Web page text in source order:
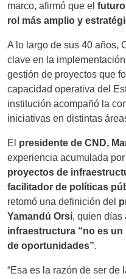
marco, afirmó que el futuro
rol más amplio y
A lo largo de sus 40 años,
clave en la
gestión de proyectos que
capacidad operativa del
institución acompañó la
iniciativas en distintas
El presidente de CND,
experiencia acumulada
proyectos de
facilitador de políticas
retomó una definición del
Yamandú Orsi, quien días
infraestructura “no es
de oportunidades”.
“Esa es la razón de ser de